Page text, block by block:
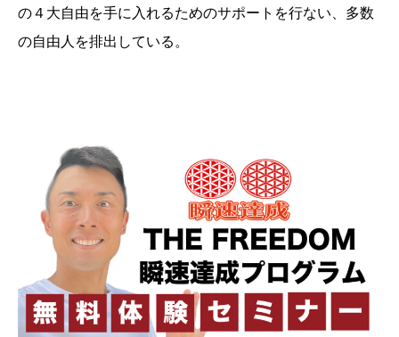
の４大自由を手に入れるためのサポートを行ない、多数
の自由人を排出している。